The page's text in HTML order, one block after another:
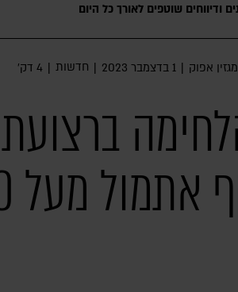
ודיווחים שוטפים לאורך כל היום
אפוק | 1 בדצמבר 2023 | חדשות | 4 דק׳